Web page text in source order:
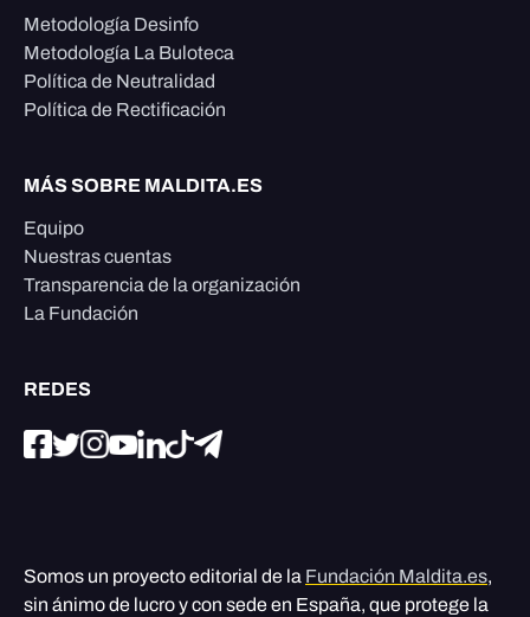
Metodología Desinfo
Metodología La Buloteca
Política de Neutralidad
Política de Rectificación
MÁS SOBRE MALDITA.ES
Equipo
Nuestras cuentas
Transparencia de la organización
La Fundación
REDES
Somos un proyecto editorial de la Fundación Maldita.es,
sin ánimo de lucro y con sede en España, que protege la